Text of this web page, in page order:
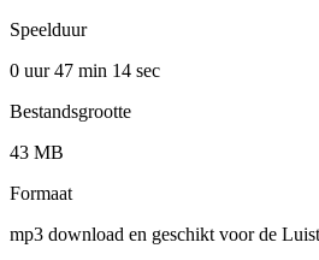
Speelduur
0 uur 47 min 14 sec
Bestandsgrootte
43 MB
Formaat
mp3 download en geschikt voor de